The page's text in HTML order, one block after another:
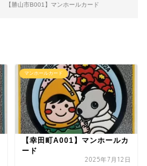
【勝山市B001】マンホールカード
マンホールカード
【幸田町A001】マンホールカ
ード
2025年7月12日